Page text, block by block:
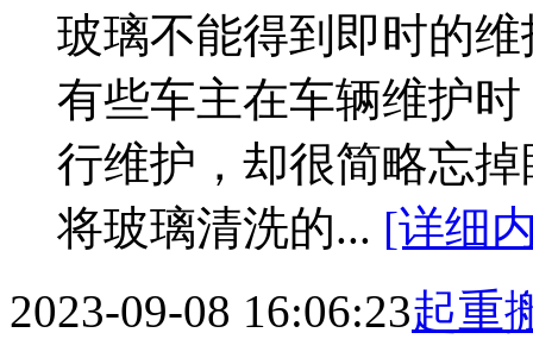
玻璃不能得到即时的
有些车主在车辆维护
行维护，却很简略忘
将玻璃清洗的... [详细
2023-09-08 16:06:23起重